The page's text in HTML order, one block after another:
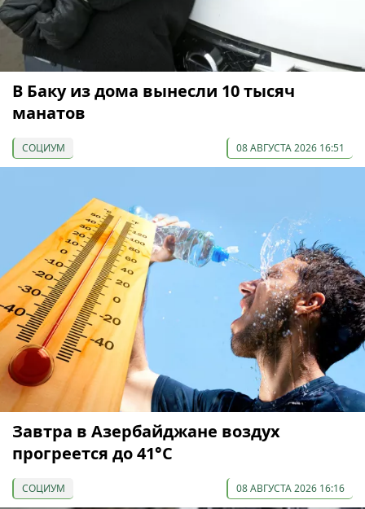
В Баку из дома вынесли 10 тысяч
манатов
СОЦИУМ 08 АВГУСТА 2026 16:51
Завтра в Азербайджане воздух
прогреется до 41°С
СОЦИУМ 08 АВГУСТА 2026 16:16